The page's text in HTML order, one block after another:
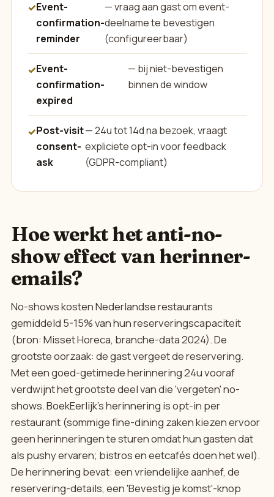
Event-
confirmation-
reminder
— vraag aan gast om event-
deelname te bevestigen
(configureerbaar)
Event-
confirmation-
expired
— bij niet-bevestigen
binnen de window
Post-visit
consent-
ask
— 24u tot 14d na bezoek, vraagt
expliciete opt-in voor feedback
(GDPR-compliant)
Hoe werkt het anti-no-
show effect van herinner-
emails?
No-shows kosten Nederlandse restaurants
gemiddeld 5-15% van hun reserveringscapaciteit
(bron: Misset Horeca, branche-data 2024). De
grootste oorzaak: de gast vergeet de reservering.
Met een goed-getimede herinnering 24u vooraf
verdwijnt het grootste deel van die 'vergeten' no-
shows. BoekEerlijk's herinnering is opt-in per
restaurant (sommige fine-dining zaken kiezen ervoor
geen herinneringen te sturen omdat hun gasten dat
als pushy ervaren; bistros en eetcafés doen het wel).
De herinnering bevat: een vriendelijke aanhef, de
reservering-details, een 'Bevestig je komst'-knop